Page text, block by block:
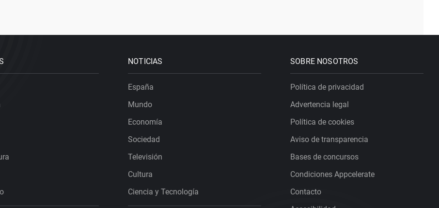
NOTICIAS
España
Mundo
Economía
Sociedad
Televisión
Cultura
Ciencia y Tecnología
SOBRE NOSOTROS
Política de privacidad
Advertencia legal
Política de cookies
Aviso de transparencia
Bases de concursos
Condiciones Appcelerate
Contacto